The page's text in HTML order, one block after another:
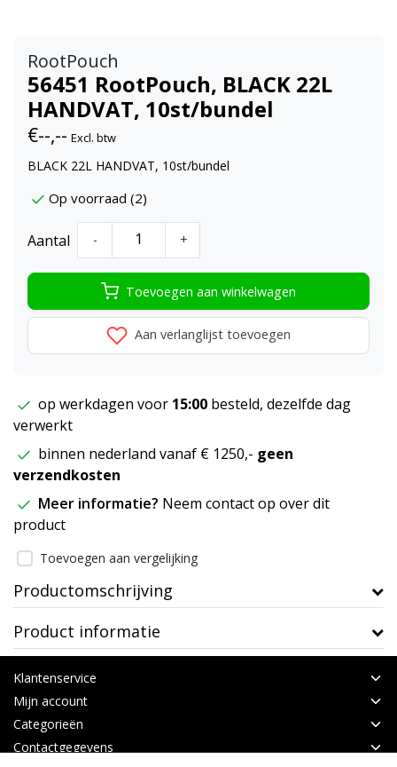
RootPouch
56451 RootPouch, BLACK 22L
HANDVAT, 10st/bundel
€--,-- Excl. btw
BLACK 22L HANDVAT, 10st/bundel
Op voorraad (2)
Aantal - +
Toevoegen aan winkelwagen
Aan verlanglijst toevoegen
op werkdagen voor 15:00 besteld, dezelfde dag
verwerkt
binnen nederland vanaf € 1250,- geen
verzendkosten
Meer informatie? Neem contact op over dit
product
Toevoegen aan vergelijking
Productomschrijving
Product informatie
Klantenservice
Mijn account
Categorieën
Contactgegevens